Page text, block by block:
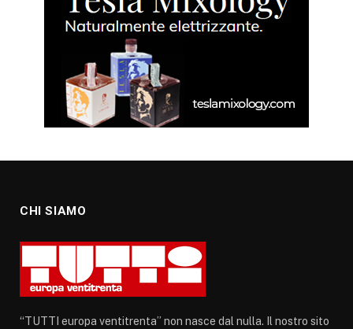
CHI SIAMO
“TUTTI europa ventitrenta” non nasce dal nulla. Il nostro sito